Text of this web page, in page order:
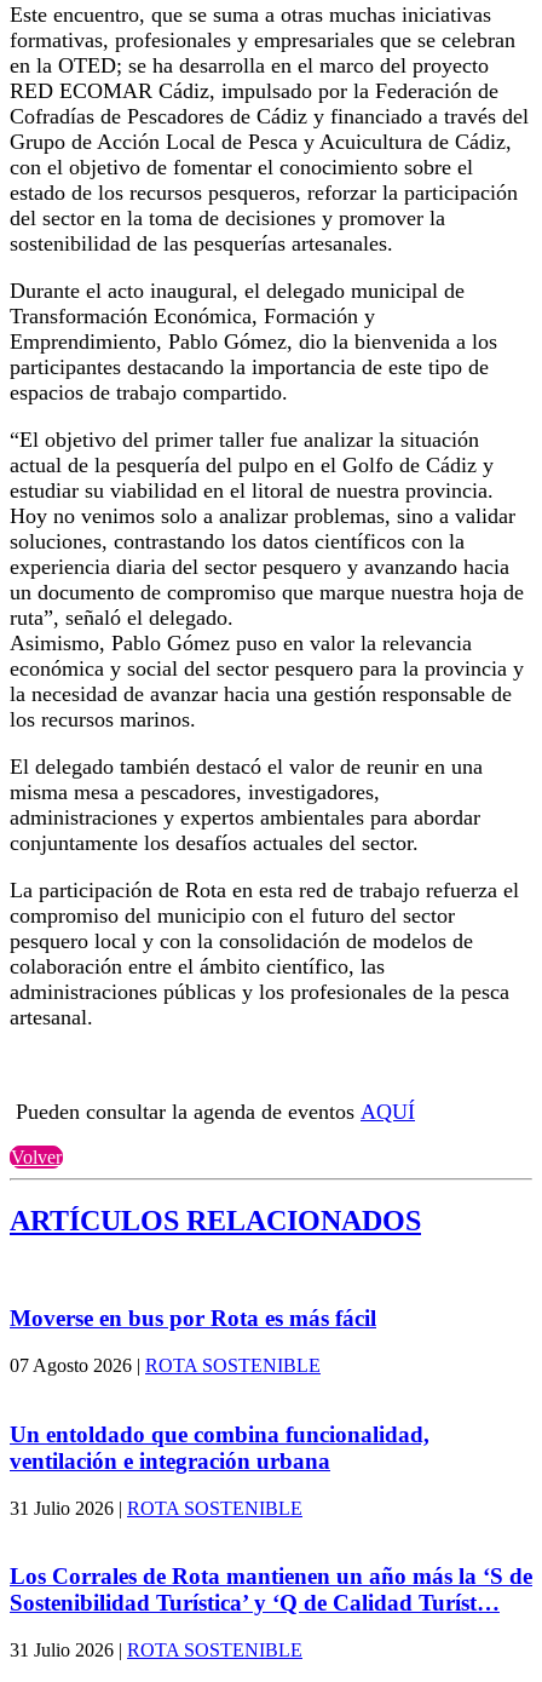
Este encuentro, que se suma a otras muchas iniciativas
formativas, profesionales y empresariales que se celebran
en la OTED; se ha desarrolla en el marco del proyecto
RED ECOMAR Cádiz, impulsado por la Federación de
Cofradías de Pescadores de Cádiz y financiado a través del
Grupo de Acción Local de Pesca y Acuicultura de Cádiz,
con el objetivo de fomentar el conocimiento sobre el
estado de los recursos pesqueros, reforzar la participación
del sector en la toma de decisiones y promover la
sostenibilidad de las pesquerías artesanales.
Durante el acto inaugural, el delegado municipal de
Transformación Económica, Formación y
Emprendimiento, Pablo Gómez, dio la bienvenida a los
participantes destacando la importancia de este tipo de
espacios de trabajo compartido.
“El objetivo del primer taller fue analizar la situación
actual de la pesquería del pulpo en el Golfo de Cádiz y
estudiar su viabilidad en el litoral de nuestra provincia.
Hoy no venimos solo a analizar problemas, sino a validar
soluciones, contrastando los datos científicos con la
experiencia diaria del sector pesquero y avanzando hacia
un documento de compromiso que marque nuestra hoja de
ruta”, señaló el delegado.
Asimismo, Pablo Gómez puso en valor la relevancia
económica y social del sector pesquero para la provincia y
la necesidad de avanzar hacia una gestión responsable de
los recursos marinos.
El delegado también destacó el valor de reunir en una
misma mesa a pescadores, investigadores,
administraciones y expertos ambientales para abordar
conjuntamente los desafíos actuales del sector.
La participación de Rota en esta red de trabajo refuerza el
compromiso del municipio con el futuro del sector
pesquero local y con la consolidación de modelos de
colaboración entre el ámbito científico, las
administraciones públicas y los profesionales de la pesca
artesanal.
Pueden consultar la agenda de eventos AQUÍ
Volver
ARTÍCULOS RELACIONADOS
Moverse en bus por Rota es más fácil
07 Agosto 2026 | ROTA SOSTENIBLE
Un entoldado que combina funcionalidad,
ventilación e integración urbana
31 Julio 2026 | ROTA SOSTENIBLE
Los Corrales de Rota mantienen un año más la ‘S de
Sostenibilidad Turística’ y ‘Q de Calidad Turíst…
31 Julio 2026 | ROTA SOSTENIBLE